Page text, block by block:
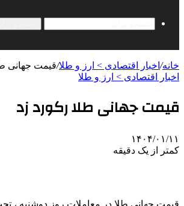
خانه/ اخبار اقتصادی > ارز و طلا/قیمت جهانی
اخبار اقتصادی > ارز و طلا
قیمت جهانی طلا رکورد زد
۱۴۰۴/۰۱/۱۱
کمتر از یک دقیقه
قیمت جهانی طلا در معاملات روز دوشنبه ،